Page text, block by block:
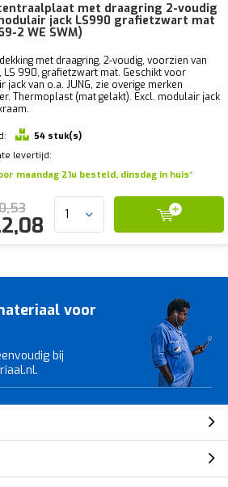
met draagring 2-voudig
jack LS990 grafietzwart mat
2 WE SWM)
met draagring, 2-voudig, voorzien van
LS 990, grafietzwart mat. Geschikt voor
jack van o.a. JUNG, zie overige merken
Thermoplast (mat gelakt). Excl. modulair jack
54 stuk(s)
levertijd:
maandag 21u besteld, dinsdag in huis*
voor
bij